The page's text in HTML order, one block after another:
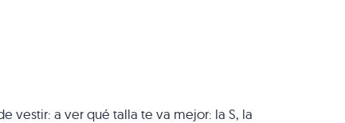
vestir: a ver qué talla te va mejor: la S, la